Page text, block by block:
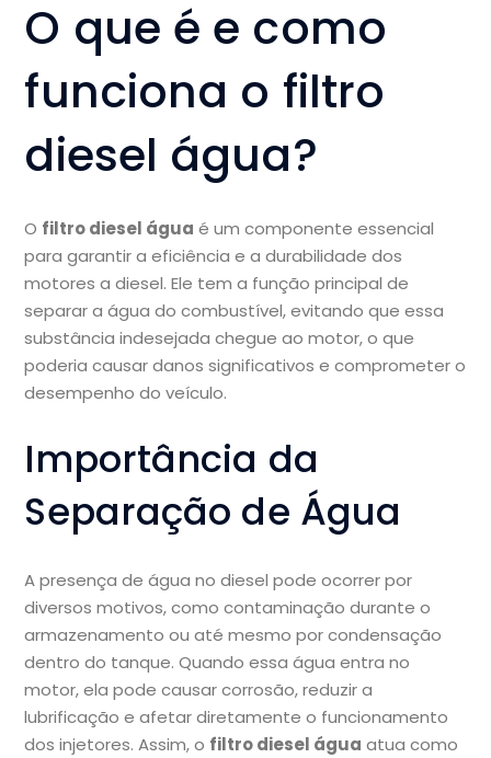
O que é e como
funciona o filtro
diesel água?
O filtro diesel água é um componente essencial
para garantir a eficiência e a durabilidade dos
motores a diesel. Ele tem a função principal de
separar a água do combustível, evitando que essa
substância indesejada chegue ao motor, o que
poderia causar danos significativos e comprometer o
desempenho do veículo.
Importância da
Separação de Água
A presença de água no diesel pode ocorrer por
diversos motivos, como contaminação durante o
armazenamento ou até mesmo por condensação
dentro do tanque. Quando essa água entra no
motor, ela pode causar corrosão, reduzir a
lubrificação e afetar diretamente o funcionamento
dos injetores. Assim, o filtro diesel água atua como